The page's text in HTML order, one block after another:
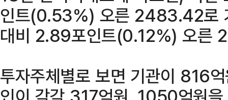
인트(0.53%) 오른 2483.42로
대비 2.89포인트(0.12%) 오른
투자주체별로 보면 기관이 816